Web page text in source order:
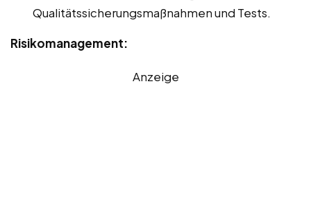
Qualitätssicherungsmaßnahmen und Tests.
Risikomanagement:
Anzeige